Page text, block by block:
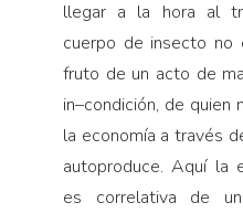
llegar a la hora al
cuerpo de insecto no
fruto de un acto de
in–condición, de
la economía a través
autoproduce. Aquí la
es correlativa de